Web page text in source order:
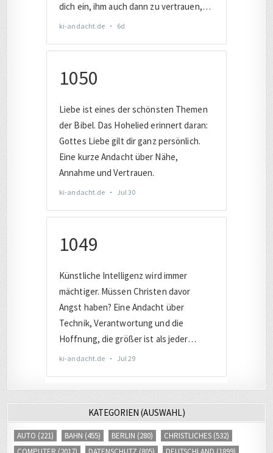
KATEGORIEN (AUSWAHL)
AUTO (221) BAHN (455) BERLIN (280) CHRISTLICHES (532)